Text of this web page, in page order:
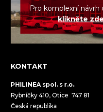
Pro komplexní návrh
klikněte
KONTAKT
PHILINEA spol. s r.o.
Rybníčky 410, Otice 747 81
Česká republika